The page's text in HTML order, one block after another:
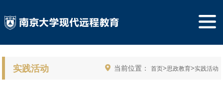
实践活动 当前位置： 首页>思政教育>实践活动